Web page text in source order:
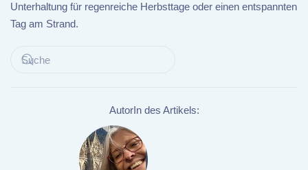
Unterhaltung für regenreiche Herbsttage oder einen entspannten
Tag am Strand.
AutorIn des Artikels: